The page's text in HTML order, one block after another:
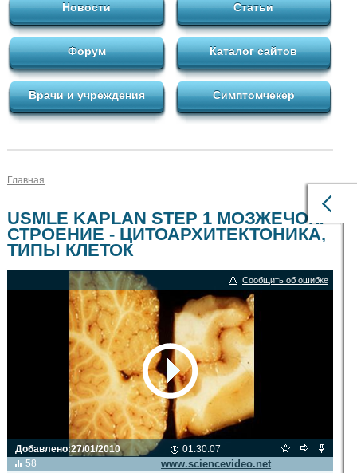
Новости Статьи
Форум Каталог сайтов
Врачи и учреждения Симптомчекер
Главная
USMLE KAPLAN STEP 1 МОЗЖЕЧОК:
СТРОЕНИЕ - ЦИТОАРХИТЕКТОНИКА,
ТИПЫ КЛЕТОК
Сообщить об ошибке
Добавлено:27/01/2010
58
01:30:07
Видео транслируется с сайта www.sciencevideo.net